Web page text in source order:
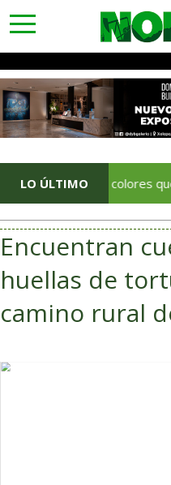
toggle
navigation
LO ÚLTIMO
Con colores que
Encuentran
huellas de
camino rural